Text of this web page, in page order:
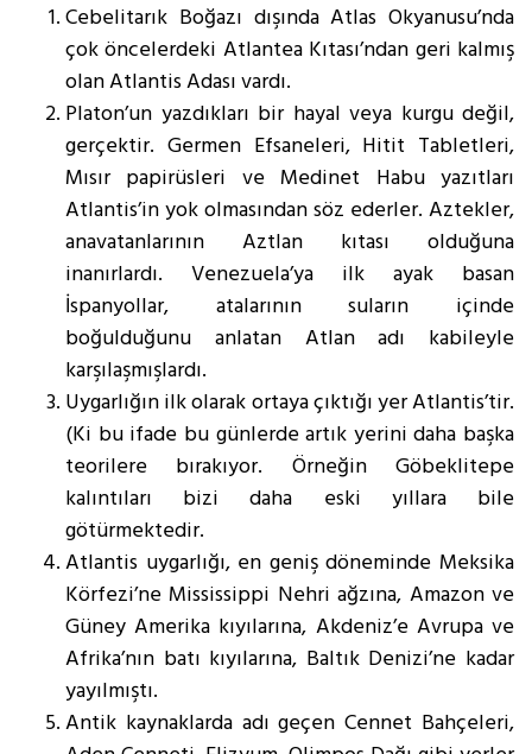
Cebelitarık Boğazı dışında Atlas Okyanusu’nda
çok öncelerdeki Atlantea Kıtası’ndan geri kalmış
olan Atlantis Adası vardı.
Platon’un yazdıkları bir hayal veya kurgu değil,
gerçektir. Germen Efsaneleri, Hitit Tabletleri,
Mısır papirüsleri ve Medinet Habu yazıtları
Atlantis’in yok olmasından söz ederler. Aztekler,
anavatanlarının Aztlan kıtası olduğuna
inanırlardı. Venezuela’ya ilk ayak basan
İspanyollar, atalarının suların içinde
boğulduğunu anlatan Atlan adı kabileyle
karşılaşmışlardı.
Uygarlığın ilk olarak ortaya çıktığı yer Atlantis’tir.
(Ki bu ifade bu günlerde artık yerini daha başka
teorilere bırakıyor. Örneğin Göbeklitepe
kalıntıları bizi daha eski yıllara bile
götürmektedir.
Atlantis uygarlığı, en geniş döneminde Meksika
Körfezi’ne Mississippi Nehri ağzına, Amazon ve
Güney Amerika kıyılarına, Akdeniz’e Avrupa ve
Afrika’nın batı kıyılarına, Baltık Denizi’ne kadar
yayılmıştı.
Antik kaynaklarda adı geçen Cennet Bahçeleri,